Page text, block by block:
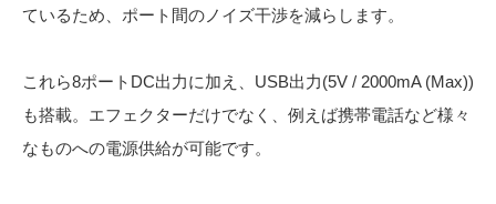
ているため、ポート間のノイズ干渉を減らします。
これら8ポートDC出力に加え、USB出力(5V / 2000mA (Max))
も搭載。エフェクターだけでなく、例えば携帯電話など様々
なものへの電源供給が可能です。